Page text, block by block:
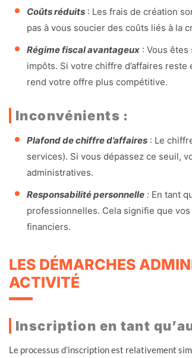
Coûts réduits : Les frais de création
pas à vous soucier des coûts liés à la
Régime fiscal avantageux : Vous
impôts. Si votre chiffre d’affaires
rend votre offre plus compétitive.
Inconvénients :
Plafond de chiffre d’affaires : Le
services). Si vous dépassez ce seuil,
administratives.
Responsabilité personnelle : En tant
professionnelles. Cela signifie que
financiers.
LES DÉMARCHES
ACTIVITÉ
Inscription en tant
Le processus d’inscription est relativement